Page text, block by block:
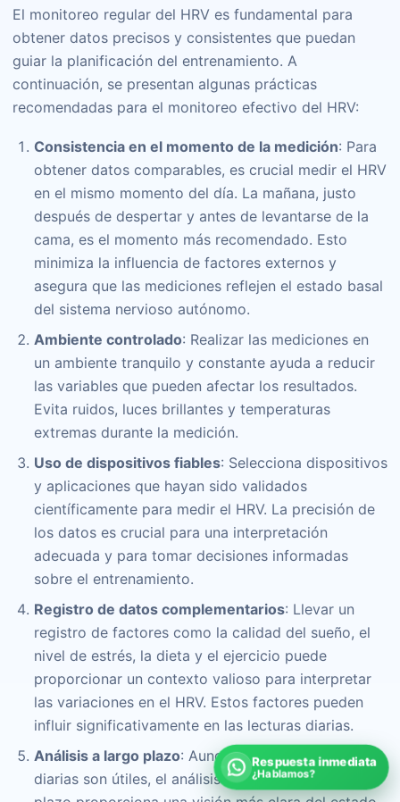
El monitoreo regular del HRV es fundamental para
obtener datos precisos y consistentes que puedan
guiar la planificación del entrenamiento. A
continuación, se presentan algunas prácticas
recomendadas para el monitoreo efectivo del HRV:
Consistencia en el momento de la medición: Para
obtener datos comparables, es crucial medir el HRV
en el mismo momento del día. La mañana, justo
después de despertar y antes de levantarse de la
cama, es el momento más recomendado. Esto
minimiza la influencia de factores externos y
asegura que las mediciones reflejen el estado basal
del sistema nervioso autónomo.
Ambiente controlado: Realizar las mediciones en
un ambiente tranquilo y constante ayuda a reducir
las variables que pueden afectar los resultados.
Evita ruidos, luces brillantes y temperaturas
extremas durante la medición.
Uso de dispositivos fiables: Selecciona dispositivos
y aplicaciones que hayan sido validados
científicamente para medir el HRV. La precisión de
los datos es crucial para una interpretación
adecuada y para tomar decisiones informadas
sobre el entrenamiento.
Registro de datos complementarios: Llevar un
registro de factores como la calidad del sueño, el
nivel de estrés, la dieta y el ejercicio puede
proporcionar un contexto valioso para interpretar
las variaciones en el HRV. Estos factores pueden
influir significativamente en las lecturas diarias.
Análisis a largo plazo: Aunque las mediciones
diarias son útiles, el análisis de tendencias a largo
Respuesta inmediata
¿Hablamos?